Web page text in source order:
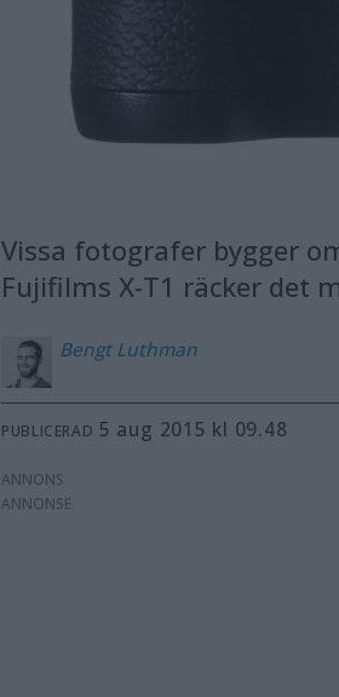
Vissa fotografer bygger
Fujifilms X-T1 räcker det
Bengt Luthman
PUBLICERAD 5 aug 2015 kl 09.48
ANNONS